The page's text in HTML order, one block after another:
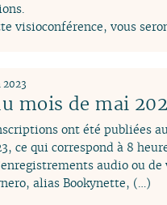
visioconférence, vous
mois de mai
2023
ont été publiées
ce qui correspond à 8
audio ou de
alias Bookynette, (…)